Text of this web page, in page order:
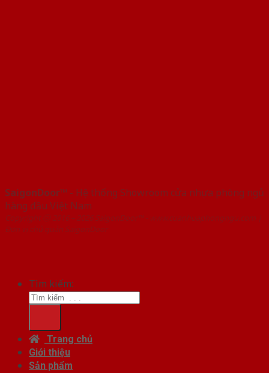
SaigonDoor™ - Hệ thống Showroom cửa nhựa phòng ngủ
hàng đầu Việt Nam
Copyright ⓒ 2016 – 2026 SaigonDoor™ - www.cuanhuaphongngu.com |
Đơn vị chủ quản SaigonDoor
Tìm kiếm:
Trang chủ
Giới thiệu
Sản phẩm